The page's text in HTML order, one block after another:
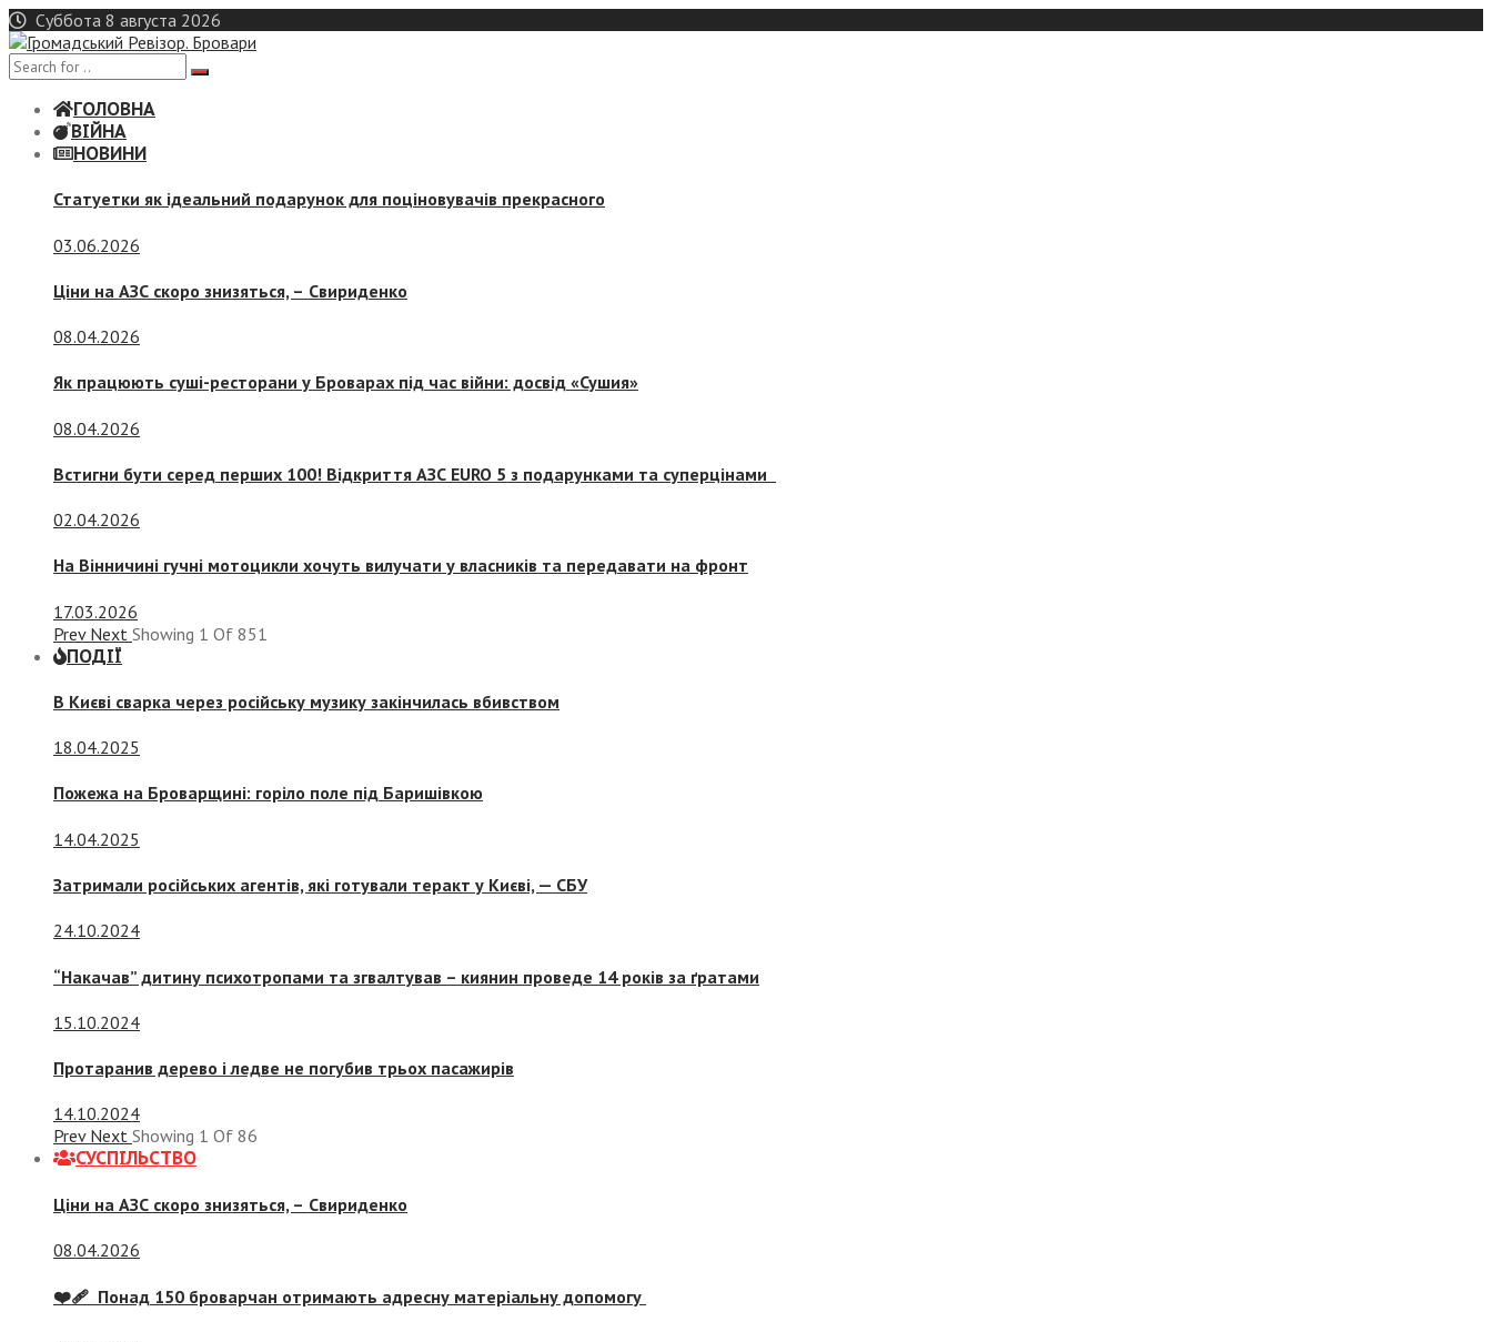
Skip
to
content
Суббота 8 августа 2026
ГОЛОВНА
ВІЙНА
НОВИНИ
Статуетки як ідеальний подарунок для поціновувачів прекрасного
03.06.2026
Ціни на АЗС скоро знизяться, – Свириденко
08.04.2026
Як працюють суші-ресторани у Броварах під час війни: досвід «Сушия»
08.04.2026
Встигни бути серед перших 100! Відкриття АЗС EURO 5 з подарунками та суперцінами
02.04.2026
На Вінничині гучні мотоцикли хочуть вилучати у власників та передавати на фронт
17.03.2026
Prev Next Showing 1 Of 851
ПОДІЇ
В Києві сварка через російську музику закінчилась вбивством
18.04.2025
Пожежа на Броварщині: горіло поле під Баришівкою
14.04.2025
Затримали російських агентів, які готували теракт у Києві, — СБУ
24.10.2024
“Накачав” дитину психотропами та згвалтував – киянин проведе 14 років за ґратами
15.10.2024
Протаранив дерево і ледве не погубив трьох пасажирів
14.10.2024
Prev Next Showing 1 Of 86
СУСПIЛЬСТВО
Ціни на АЗС скоро знизяться, – Свириденко
08.04.2026
❤️‍🩹 Понад 150 броварчан отримають адресну матеріальну допомогу